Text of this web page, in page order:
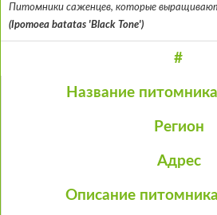
Питомники саженцев, которые
(Ipomoea batatas 'Black Tone')
#
Название
Регион
Адрес
Описание